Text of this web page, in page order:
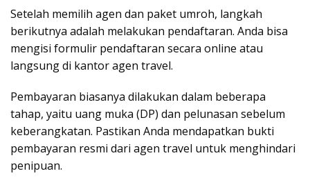
Setelah memilih agen dan paket umroh, langkah
berikutnya adalah melakukan pendaftaran. Anda bisa
mengisi formulir pendaftaran secara online atau
langsung di kantor agen travel.
Pembayaran biasanya dilakukan dalam beberapa
tahap, yaitu uang muka (DP) dan pelunasan sebelum
keberangkatan. Pastikan Anda mendapatkan bukti
pembayaran resmi dari agen travel untuk menghindari
penipuan.